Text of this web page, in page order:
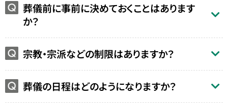
葬儀前に事前に決めておくことはあります
か？
宗教・宗派などの制限はありますか？
葬儀の日程はどのようになりますか？